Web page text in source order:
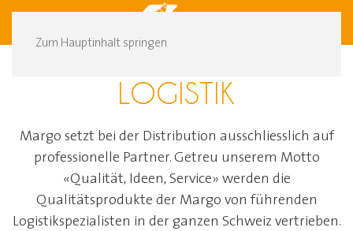
Zum Hauptinhalt springen
LOGISTIK
Margo setzt bei der Distribution ausschliesslich auf
professionelle Partner. Getreu unserem Motto
«Qualität, Ideen, Service» werden die
Qualitätsprodukte der Margo von führenden
Logistikspezialisten in der ganzen Schweiz vertrieben.